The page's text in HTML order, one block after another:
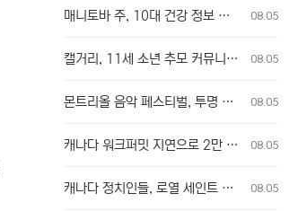
매니토바 주, 10대 건강 정보 사생활 침해 학군 계획 무효화 08.05
캘거리, 11세 소년 추모 커뮤니티 추모식 개최 08.05
몬트리올 음악 페스티벌, 투명 가방 규정에 팬들 불만 08.05
캐나다 워크퍼밋 지연으로 2만 달러 출산 비용 부담 위기 퀘벡 커플 08.05
캐나다 정치인들, 로열 세인트 존스 레가타에 총집결 08.05